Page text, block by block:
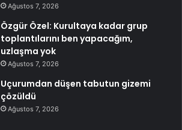
Ağustos 7, 2026
Özgür Özel: Kurultaya kadar grup
toplantılarını ben yapacağım,
uzlaşma yok
Ağustos 7, 2026
Uçurumdan düşen tabutun gizemi
çözüldü
Ağustos 7, 2026